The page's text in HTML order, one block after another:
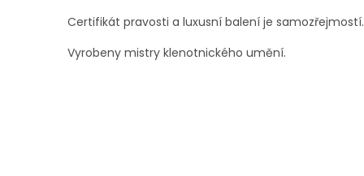
Certifikát pravosti a luxusní balení je samozřejmostí.
Vyrobeny mistry klenotnického umění.